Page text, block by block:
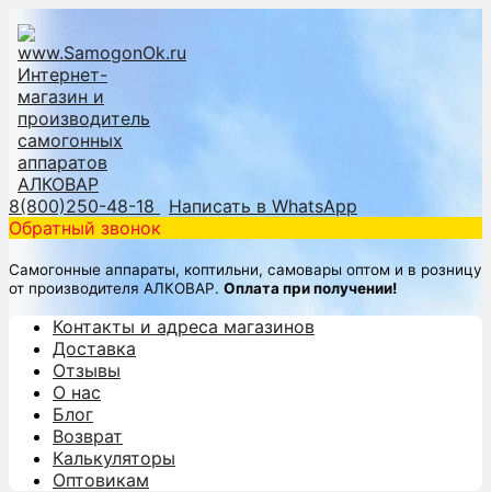
8(800)250-48-18
Написать в WhatsApp
Обратный звонок
Самогонные аппараты, коптильни, самовары оптом и в розницу
от производителя АЛКОВАР. Оплата при получении!
Контакты и адреса магазинов
Доставка
Отзывы
О нас
Блог
Возврат
Калькуляторы
Оптовикам